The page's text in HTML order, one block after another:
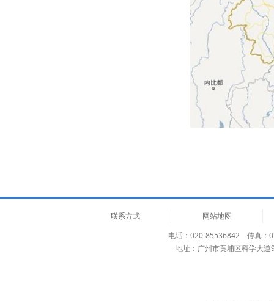
电话：020-85536842 传真：
地址：广州市黄埔区科学大
联系方式 网站地图